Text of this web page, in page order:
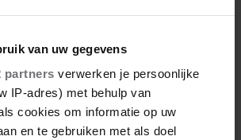
van uw gegevens
partners verwerken je persoonlijke
IP-adres) met behulp van
cookies om informatie op uw
en te gebruiken met als doel